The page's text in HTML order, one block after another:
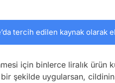
tercih edilen kaynak olarak
için binlerce liralık ürün
şekilde uygularsan,